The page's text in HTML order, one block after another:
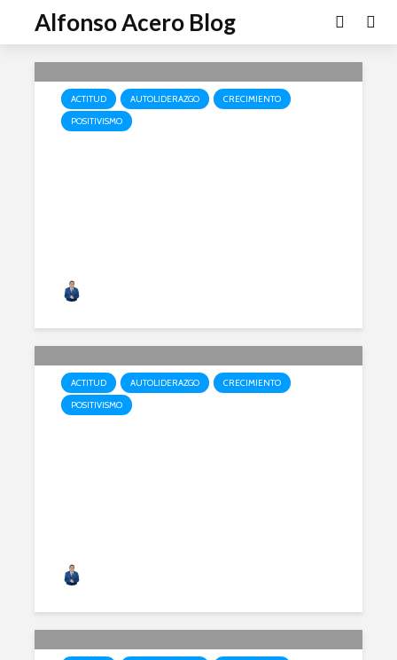
Alfonso Acero Blog
ACTITUD AUTOLIDERAZGO
CRECIMIENTO
POSITIVISMO
ACTITUD AUTOLIDERAZGO
CRECIMIENTO
POSITIVISMO